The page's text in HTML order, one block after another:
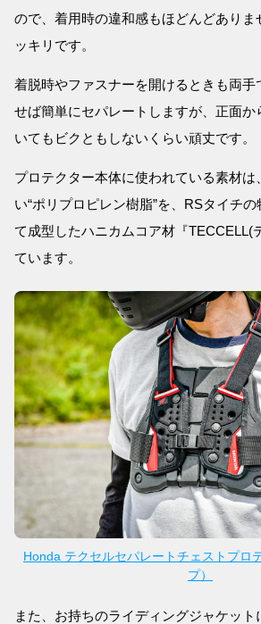
ので、着用時の違和感もほどんどありま
ッキリです。
着脱時やファスナーを開けるときも両手
せば簡単にセパレートしますが、正面か
いてもビクともしないくらい頑丈です。
プロテクター本体に使われている素材は
い“ポリプロピレン樹脂”を、RSタイチ
て成型したハニカムコア材『TECCELL(
ています。
Honda テクセルセパレートチェストプロ
プ）
また、お持ちのライディングジャケッ